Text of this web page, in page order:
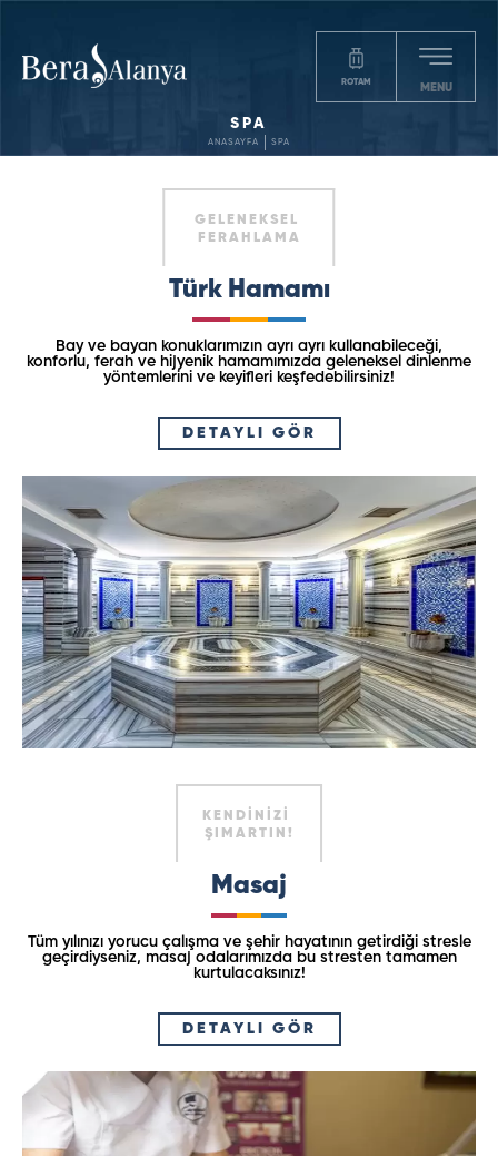
ROTAM MENU
SPA
ANASAYFA SPA
GELENEKSEL
FERAHLAMA
Türk Hamamı
Bay ve bayan konuklarımızın ayrı ayrı kullanabileceği,
konforlu, ferah ve hijyenik hamamımızda geleneksel dinlenme
yöntemlerini ve keyifleri keşfedebilirsiniz!
DETAYLI GÖR
KENDİNİZİ
ŞIMARTIN!
Masaj
Tüm yılınızı yorucu çalışma ve şehir hayatının getirdiği stresle
geçirdiyseniz, masaj odalarımızda bu stresten tamamen
kurtulacaksınız!
DETAYLI GÖR